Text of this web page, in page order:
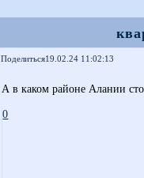
Поделиться19.02.24 11:02:13
А в каком районе Алании
0